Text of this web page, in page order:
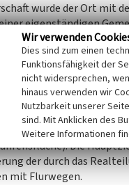
wurde der Ort mit
eigenständigen
Nach der
1932 eine
der Kreisgrenzen von
zum Amt Kelberg.
Kelberg.
der gemeinsam
Die
der durch das
mit Flurwegen.
Wir verwenden
Dies sind zum einen
Funktionsfähigkeit der
nicht widersprechen,
hinaus verwenden wir
Nutzbarkeit unserer
sind. Mit Anklicken des
Weitere Informationen